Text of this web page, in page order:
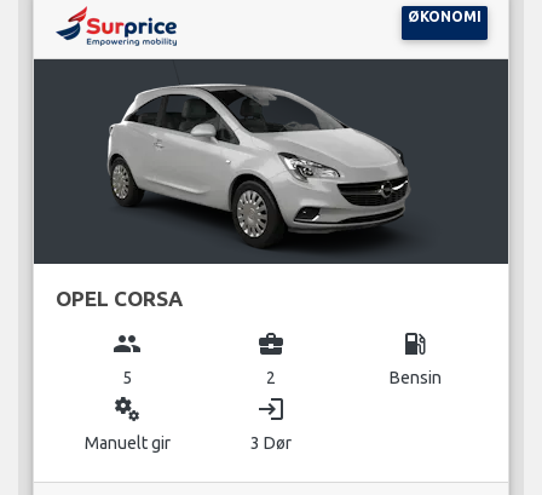
ØKONOMI
OPEL CORSA
group
5
business_center
2
local_gas_station
Bensin
miscellaneous_services
Manuelt gir
login
3 Dør